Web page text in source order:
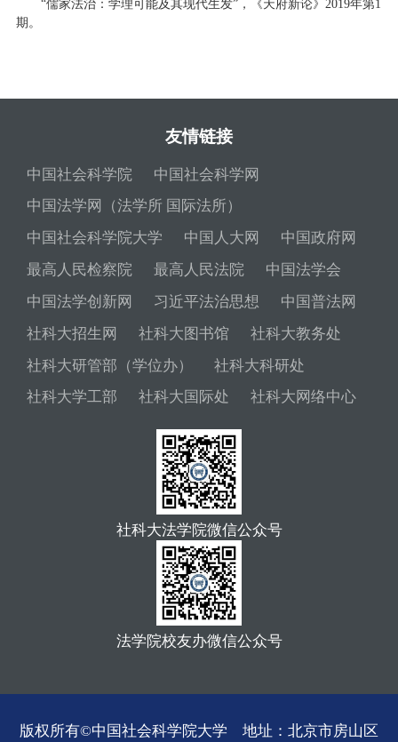
“儒家法治：学理可能及其现代生发”，《天府新论》2019年第1
期。
友情链接
中国社会科学院
中国社会科学网
中国法学网（法学所 国际法所）
中国社会科学院大学
中国人大网
中国政府网
最高人民检察院
最高人民法院
中国法学会
中国法学创新网
习近平法治思想
中国普法网
社科大招生网
社科大图书馆
社科大教务处
社科大研管部（学位办）
社科大科研处
社科大学工部
社科大国际处 社科大网络中心
社科大法学院微信公众号
法学院校友办微信公众号
版权所有©中国社会科学院大学 地址：北京市房山区